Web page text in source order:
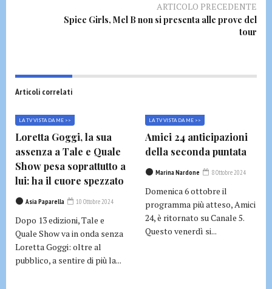
ARTICOLO PRECEDENTE
Spice Girls, Mel B non si presenta alle prove del
tour
Articoli correlati
LA TV VISTA DA ME >>
Loretta Goggi, la sua
assenza a Tale e Quale
Show pesa soprattutto a
lui: ha il cuore spezzato
Asia Paparella 10 Ottobre 2024
Dopo 13 edizioni, Tale e
Quale Show va in onda senza
Loretta Goggi: oltre al
pubblico, a sentire di più la...
LA TV VISTA DA ME >>
Amici 24 anticipazioni
della seconda puntata
Marina Nardone 8 Ottobre 2024
Domenica 6 ottobre il
programma più atteso, Amici
24, è ritornato su Canale 5.
Questo venerdì si...